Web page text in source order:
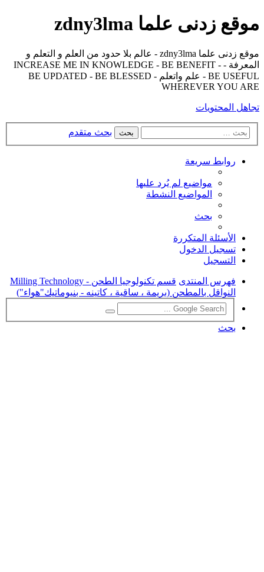
موقع زدنى علما zdny3lma
موقع زدنى علما zdny3lma - عالم بلا حدود من العلم و التعلم و
المعرفة - INCREASE ME IN KNOWLEDGE - BE BENEFIT -
BE USEFUL - علم واتعلم - BE UPDATED - BE BLESSED
WHEREVER YOU ARE
تجاهل المحتويات
بحث بحث متقدم
روابط سريعة
مواضيع لم يُرد عليها
المواضيع النشطة
بحث
الأسئلة المتكررة
تسجيل الدخول
التسجيل
فهرس المنتدى قسم تكنولوجيا الطحن - Milling Technology
النواقل بالمطحن (بريمة ، ساقية ، كاتينه - بنيوماتيك"هواء")
بحث